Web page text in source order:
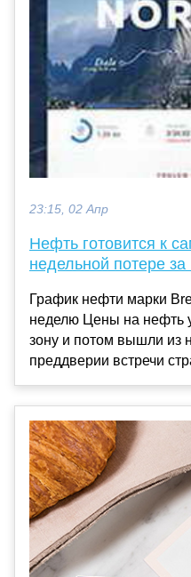
23:15, 02 Апр
Нефть готовится к
недельной потере за
График нефти марки
неделю Цены на нефть
зону и потом вышли из
преддверии встречи